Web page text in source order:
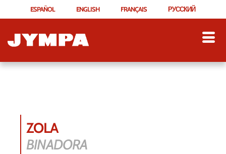
ESPAÑOL ENGLISH FRANÇAIS РУССКИЙ
ZOLA
BINADORA